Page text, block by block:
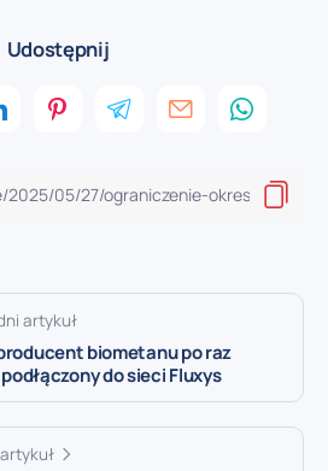
Udostępnij
artykuł
biometanu po raz
do sieci Fluxys